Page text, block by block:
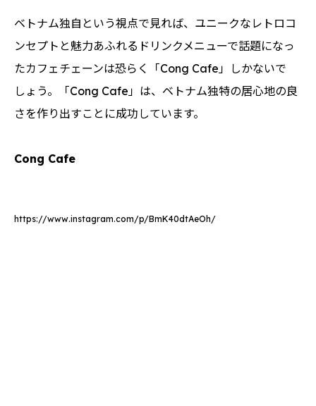
ベトナム独自という視点で見れば、ユニークなレトロコ
ンセプトと魅力あふれるドリンクメニューで話題になっ
たカフェチェーンは恐らく「Cong Cafe」しかないで
しょう。「Cong Cafe」は、ベトナム独特の居心地の良
さを作り出すことに成功しています。
Cong Cafe
https://www.instagram.com/p/BmK40dtAeOh/